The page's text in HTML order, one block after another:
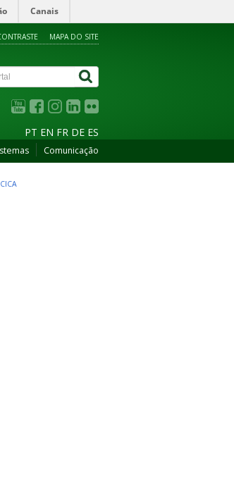
Canais
MAPA DO SITE
PT EN FR DE ES
Comunicação